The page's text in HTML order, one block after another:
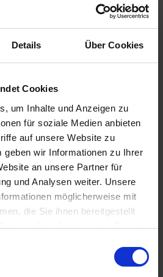
Details Über Cookies
Cookies
um Inhalte und Anzeigen zu
für soziale Medien anbieten
auf unsere Website zu
geben wir Informationen zu Ihrer
an unsere Partner für
und Analysen weiter. Unsere
möglicherweise mit
die Sie ihnen bereitgestellt
Ihrer Nutzung der Dienste
und Beispiele